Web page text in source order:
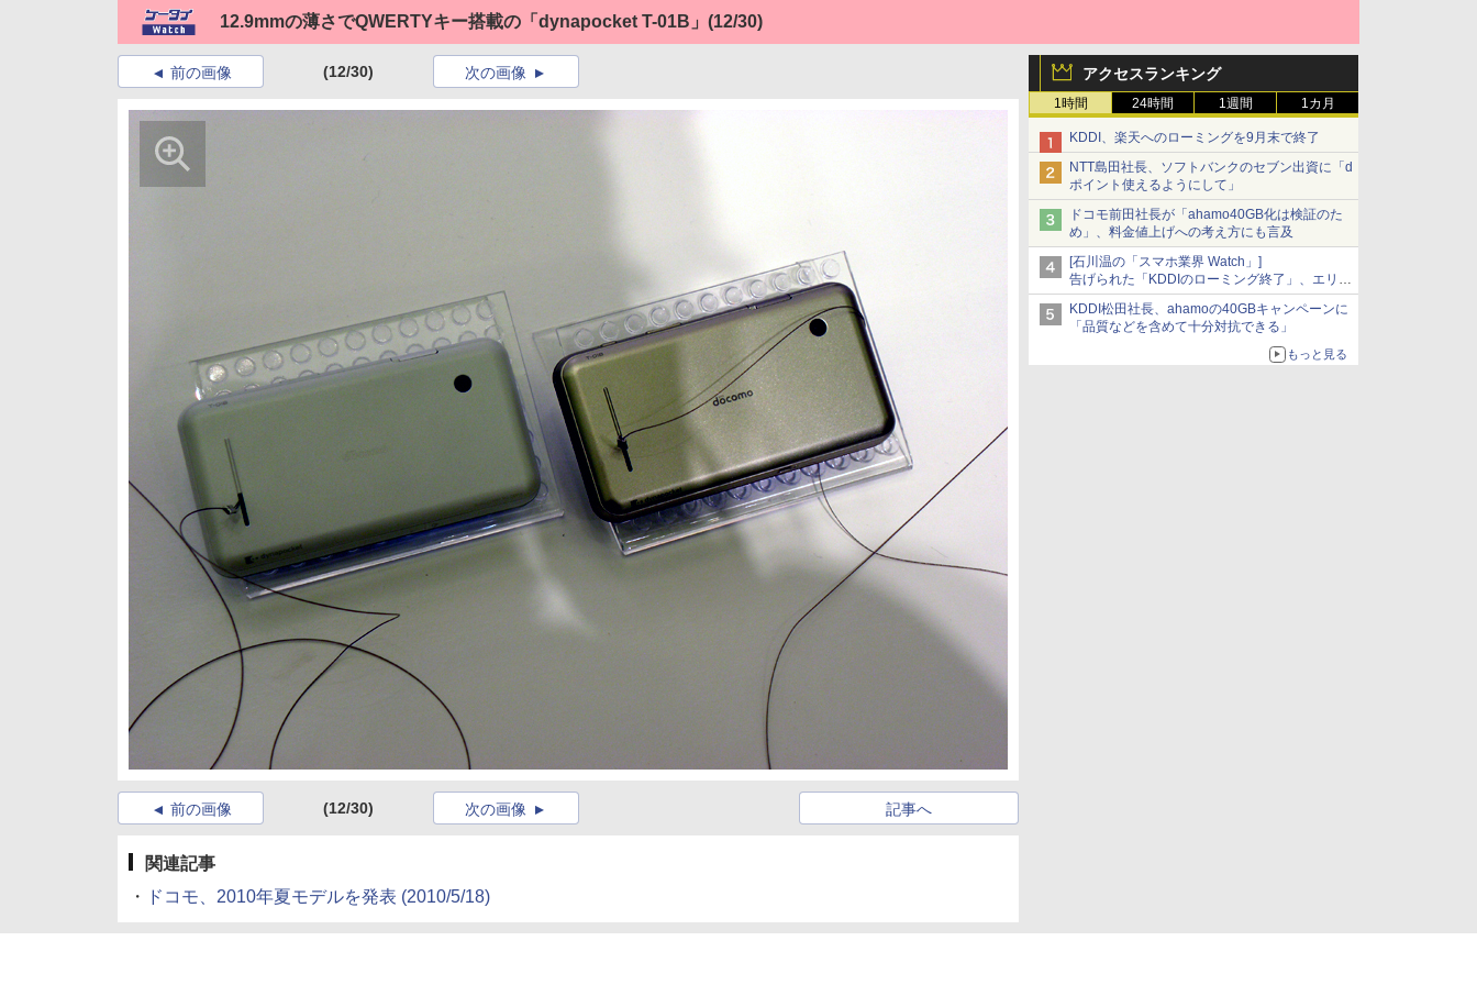
12.9mmの薄さでQWERTYキー搭載の「dynapocket T-01B」 (12/30)
アクセスランキング
1時間 24時間 1週間 1カ月
KDDI、楽天へのローミングを9月末で終了
NTT島田社長、ソフトバンクのセブン出資に「d
ポイント使えるようにして」
ドコモ前田社長が「ahamo40GB化は検証のた
め」、料金値上げへの考え方にも言及
[石川温の「スマホ業界 Watch」]
告げられた「KDDIのローミング終了」、エリア
マップの落とし穴と楽天モバイルの課題
KDDI松田社長、ahamoの40GBキャンペーンに
「品質などを含めて十分対抗できる」
もっと見る
前の画像 (12/30) 次の画像
前の画像 (12/30) 記事へ
次の画像
関連記事
・
ドコモ、2010年夏モデルを発表 (2010/5/18)